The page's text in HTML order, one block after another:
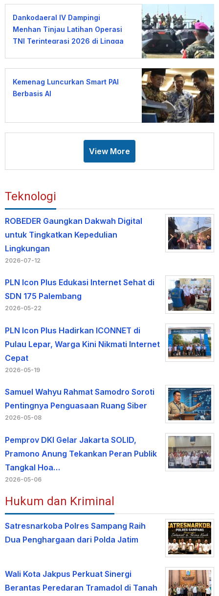
Dankodaeral IV Dampingi
Menhan Tinjau Latihan Operasi
TNI Terintegrasi 2026 di Lingga
Kemenag Luncurkan Smart PAI
Berbasis AI
View More
Teknologi
ROBEDER Gaungkan Dakwah Digital
untuk Tingkatkan Kepedulian
Lingkungan
2026-07-12
PLN Icon Plus Edukasi Internet Sehat di
SDN 175 Palembang
2026-05-22
PLN Icon Plus Hadirkan ICONNET di
Pulau Lepar, Warga Kini Nikmati Internet
Cepat
2026-05-19
Samuel Wahyu Rahmat Samodro Soroti
Pentingnya Penguasaan Ruang Siber
2026-05-08
Pemprov DKI Gelar Jakarta SOLID,
Pramono Anung Tekankan Peran Publik
Tangkal Hoa…
2026-05-06
Hukum dan Kriminal
Satresnarkoba Polres Sampang Raih
Dua Penghargaan dari Polda Jatim
Wali Kota Jakpus Perkuat Sinergi
Berantas Peredaran Tramadol di Tanah